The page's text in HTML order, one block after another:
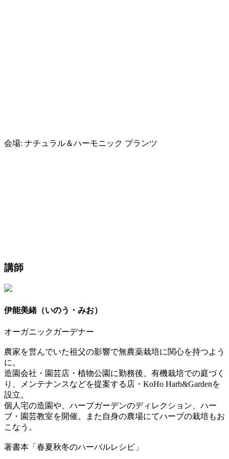
会場: ナチュラル＆ハーモニック プランツ
講師
伊能美緒（いのう・みお）
オーガニックガーデナー
農家を営んでいた祖父の影響で無農薬栽培に関心を持つよう
に。
造園会社・園芸店・植物公園に勤務後、有機栽培での庭づく
り、メンテナンスなどを提案する店・KoHo Harb&Gardenを
設立。
個人宅の造園や、ハーブガーデンのディレクション、ハー
ブ・園芸教室を開催。また自身の農場にてハーブの栽培もお
こなう。
著書本「春夏秋冬のハーバルレシピ」